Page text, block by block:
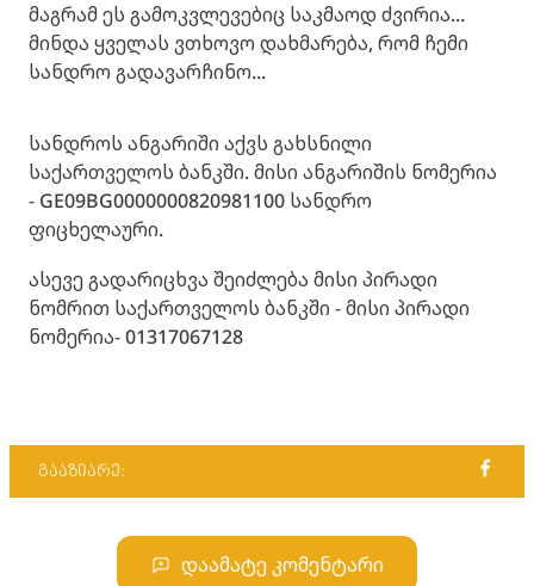
მაგრამ ეს გამოკვლევებიც საკმაოდ ძვირია...
მინდა ყველას ვთხოვო დახმარება, რომ ჩემი
სანდრო გადავარჩინო...
სანდროს ანგარიში აქვს გახსნილი
საქართველოს ბანკში. მისი ანგარიშის ნომერია
- GE09BG0000000820981100 სანდრო
ფიცხელაური.
ასევე გადარიცხვა შეიძლება მისი პირადი
ნომრით საქართველოს ბანკში - მისი პირადი
ნომერია- 01317067128
გააზიარე:
დაამატე კომენტარი